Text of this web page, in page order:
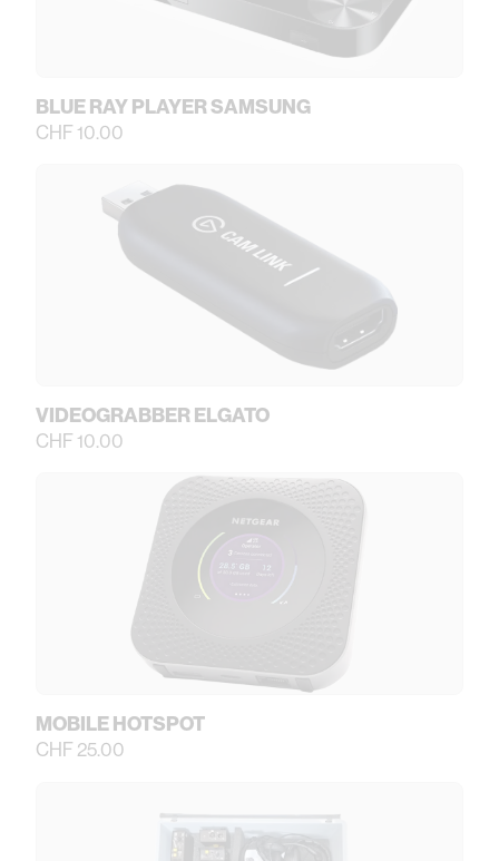
BLUE RAY PLAYER SAMSUNG
CHF 10.00
VIDEOGRABBER ELGATO
CHF 10.00
MOBILE HOTSPOT
CHF 25.00